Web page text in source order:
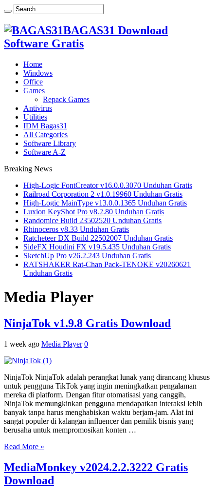
BAGAS31 Download
Software Gratis
Home
Windows
Office
Games
Repack Games
Antivirus
Utilities
IDM Bagas31
All Categories
Software Library
Software A-Z
Breaking News
High-Logic FontCreator v16.0.0.3070 Unduhan Gratis
Railroad Corporation 2 v1.0.19960 Unduhan Gratis
High-Logic MainType v13.0.0.1365 Unduhan Gratis
Luxion KeyShot Pro v8.2.80 Unduhan Gratis
Randomice Build 23502520 Unduhan Gratis
Rhinoceros v8.33 Unduhan Gratis
Ratcheteer DX Build 22502007 Unduhan Gratis
SideFX Houdini FX v19.5.435 Unduhan Gratis
SketchUp Pro v26.2.243 Unduhan Gratis
RATSHAKER Rat-Chan Pack-TENOKE v20260621
Unduhan Gratis
Media Player
NinjaTok v1.9.8 Gratis Download
1 week ago Media Player 0
NinjaTok NinjaTok adalah perangkat lunak yang dirancang khusus
untuk pengguna TikTok yang ingin meningkatkan pengalaman
mereka di platform. Dengan fitur otomatisasi yang canggih,
NinjaTok memungkinkan pengguna mendapatkan interaksi lebih
banyak tanpa harus menghabiskan waktu berjam-jam. Alat ini
sangat populer di kalangan influencer dan pemilik bisnis yang
berusaha untuk mempromosikan konten …
Read More »
MediaMonkey v2024.2.2.3222 Gratis
Download